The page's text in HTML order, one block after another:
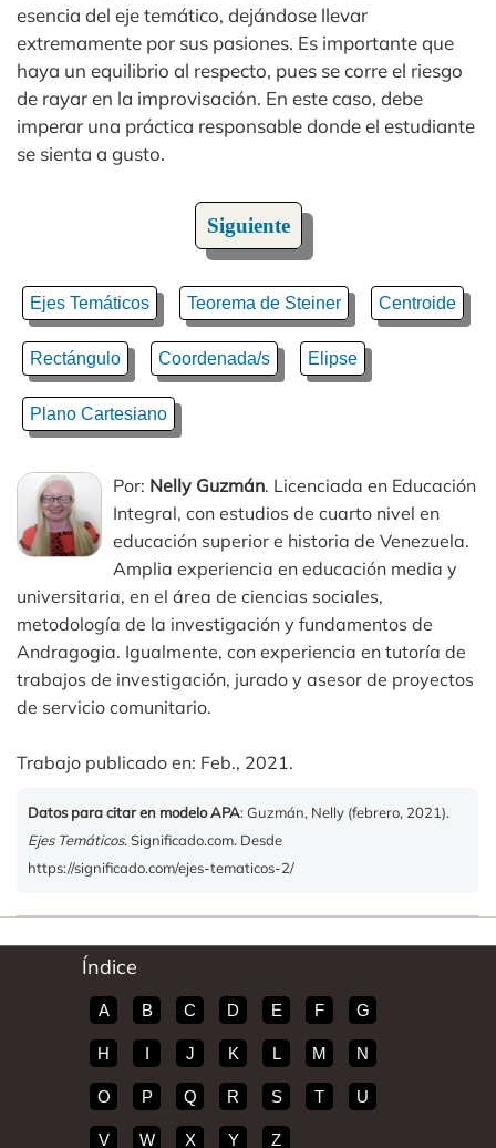
esencia del eje temático, dejándose llevar
extremamente por sus pasiones. Es importante que
haya un equilibrio al respecto, pues se corre el riesgo
de rayar en la improvisación. En este caso, debe
imperar una práctica responsable donde el estudiante
se sienta a gusto.
Siguiente
Ejes Temáticos Teorema de Steiner Centroide
Rectángulo Coordenada/s Elipse
Plano Cartesiano
Por: Nelly Guzmán. Licenciada en Educación
Integral, con estudios de cuarto nivel en
educación superior e historia de Venezuela.
Amplia experiencia en educación media y
universitaria, en el área de ciencias sociales,
metodología de la investigación y fundamentos de
Andragogia. Igualmente, con experiencia en tutoría de
trabajos de investigación, jurado y asesor de proyectos
de servicio comunitario.
Trabajo publicado en: Feb., 2021.
Datos para citar en modelo APA: Guzmán, Nelly (febrero, 2021).
Ejes Temáticos. Significado.com. Desde
https://significado.com/ejes-tematicos-2/
Índice
A B C D E F G
H I J K L M N
O P Q R S T U
V W X Y Z